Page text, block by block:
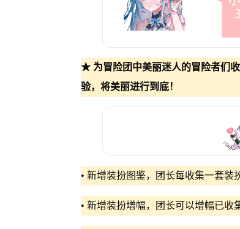
★ 为冒险团中美丽迷人的冒险者们
验，将美丽进行到底！
• 新增装扮图鉴，团长每收集一套装
• 新增装扮增幅，团长可以增幅已收